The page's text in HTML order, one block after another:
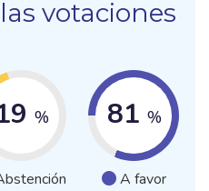
votaciones
% 81 %
A favor